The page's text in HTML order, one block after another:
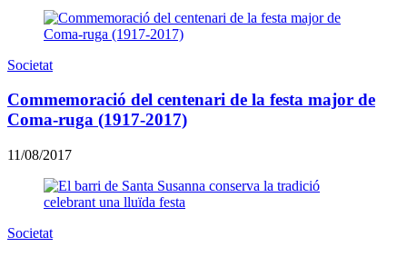
Societat
Commemoració del centenari de la festa major de
Coma-ruga (1917-2017)
11/08/2017
Societat